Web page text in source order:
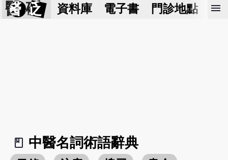
醫 砭 資料庫 電子書 門診地點 預
menu
book_2
中醫名詞術語辭典